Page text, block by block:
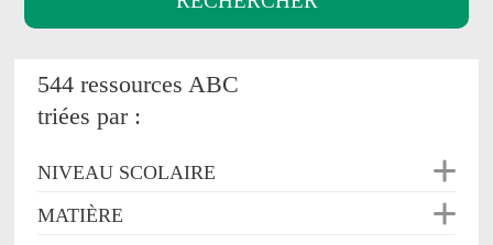
544 ressources ABC
triées par :
NIVEAU SCOLAIRE
MATIÈRE